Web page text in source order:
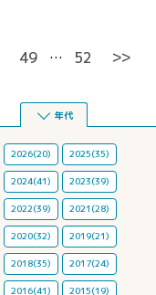
49 … 52 >>
年代
2026(20) 2025(35)
2024(41) 2023(39)
2022(39) 2021(28)
2020(32) 2019(21)
2018(35) 2017(24)
2016(41) 2015(19)